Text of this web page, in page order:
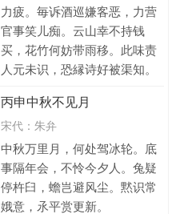
力疲。毎诉酒巡嫌客恶，力营
官事笑儿痴。云山幸不持钱
买，花竹何妨带雨移。此味责
人元未识，恐縁诗好被渠知。
丙申中秋不见月
宋代： 朱弁
中秋万里月，何处驾冰轮。底
事隔年会，不怜今夕人。兔疑
停杵臼，蟾岂避风尘。黙识常
娥意，氶平赏更新。